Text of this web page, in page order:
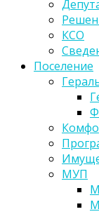
КСО
Поселение
МУП